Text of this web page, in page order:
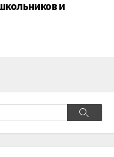
и
Поиск